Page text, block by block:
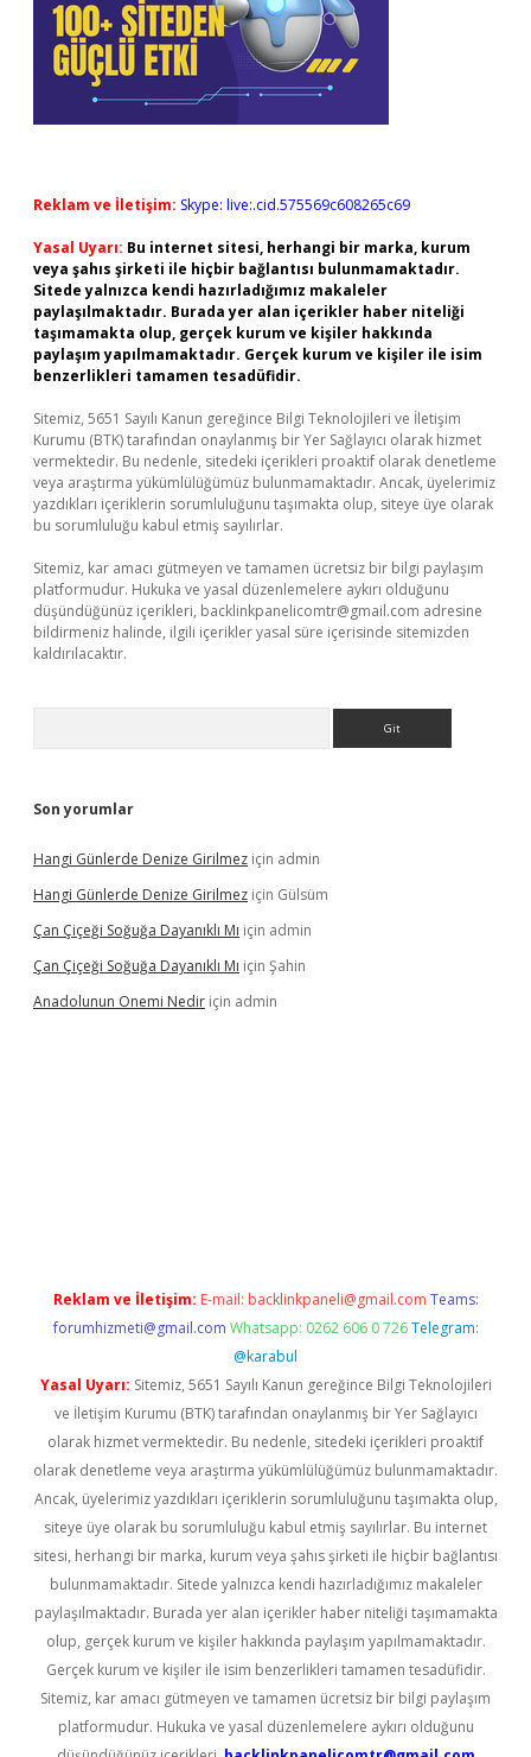
Reklam ve İletişim: Skype: live:.cid.575569c608265c69
Yasal Uyarı: Bu internet sitesi, herhangi bir marka, kurum
veya şahıs şirketi ile hiçbir bağlantısı bulunmamaktadır.
Sitede yalnızca kendi hazırladığımız makaleler
paylaşılmaktadır. Burada yer alan içerikler haber niteliği
taşımamakta olup, gerçek kurum ve kişiler hakkında
paylaşım yapılmamaktadır. Gerçek kurum ve kişiler ile isim
benzerlikleri tamamen tesadüfidir.
Sitemiz, 5651 Sayılı Kanun gereğince Bilgi Teknolojileri ve İletişim
Kurumu (BTK) tarafından onaylanmış bir Yer Sağlayıcı olarak hizmet
vermektedir. Bu nedenle, sitedeki içerikleri proaktif olarak denetleme
veya araştırma yükümlülüğümüz bulunmamaktadır. Ancak, üyelerimiz
yazdıkları içeriklerin sorumluluğunu taşımakta olup, siteye üye olarak
bu sorumluluğu kabul etmiş sayılırlar.
Sitemiz, kar amacı gütmeyen ve tamamen ücretsiz bir bilgi paylaşım
platformudur. Hukuka ve yasal düzenlemelere aykırı olduğunu
düşündüğünüz içerikleri, backlinkpanelicomtr@gmail.com adresine
bildirmeniz halinde, ilgili içerikler yasal süre içerisinde sitemizden
kaldırılacaktır.
Son yorumlar
Hangi Günlerde Denize Girilmez için admin
Hangi Günlerde Denize Girilmez için Gülsüm
Çan Çiçeği Soğuğa Dayanıklı Mı için admin
Çan Çiçeği Soğuğa Dayanıklı Mı için Şahin
Anadolunun Onemi Nedir için admin
Reklam ve İletişim: E-mail: backlinkpaneli@gmail.com Teams:
forumhizmeti@gmail.com Whatsapp: 0262 606 0 726 Telegram:
@karabul
Yasal Uyarı: Sitemiz, 5651 Sayılı Kanun gereğince Bilgi Teknolojileri
ve İletişim Kurumu (BTK) tarafından onaylanmış bir Yer Sağlayıcı
olarak hizmet vermektedir. Bu nedenle, sitedeki içerikleri proaktif
olarak denetleme veya araştırma yükümlülüğümüz bulunmamaktadır.
Ancak, üyelerimiz yazdıkları içeriklerin sorumluluğunu taşımakta olup,
siteye üye olarak bu sorumluluğu kabul etmiş sayılırlar. Bu internet
sitesi, herhangi bir marka, kurum veya şahıs şirketi ile hiçbir bağlantısı
bulunmamaktadır. Sitede yalnızca kendi hazırladığımız makaleler
paylaşılmaktadır. Burada yer alan içerikler haber niteliği taşımamakta
olup, gerçek kurum ve kişiler hakkında paylaşım yapılmamaktadır.
Gerçek kurum ve kişiler ile isim benzerlikleri tamamen tesadüfidir.
Sitemiz, kar amacı gütmeyen ve tamamen ücretsiz bir bilgi paylaşım
platformudur. Hukuka ve yasal düzenlemelere aykırı olduğunu